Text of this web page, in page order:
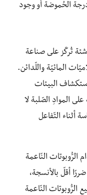
الحُموضة أو وجود
تُركّز على صناعة
المائيّة واللّدائن.
البيئات
على الموادِ الصّلبة لا
أثناء التّفاعل
الرُّوبوتات النّاعمة
أقلّ بالأنسجة،
الرُّوبوتات النّاعمة